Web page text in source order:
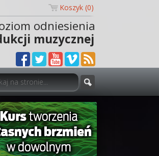
Koszyk (0)
odniesienia
muzycznej